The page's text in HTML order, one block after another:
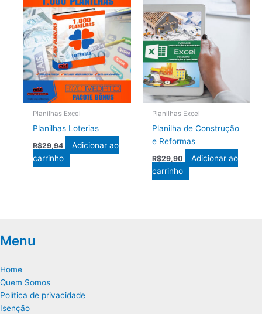
Planilhas Excel
Planilhas Loterias
R$29,94
Adicionar ao
carrinho
Planilhas Excel
Planilha de Construção
e Reformas
R$29,90
Adicionar ao
carrinho
Menu
Home
Quem Somos
Política de privacidade
Isenção